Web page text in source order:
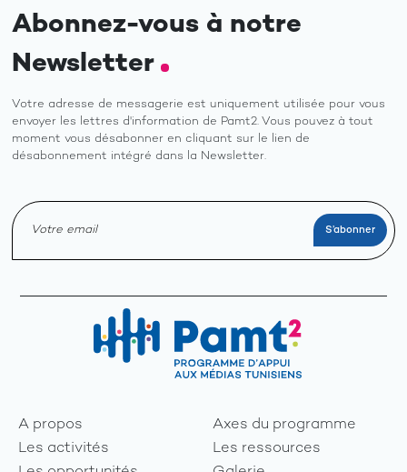
Abonnez-vous à notre
Newsletter
Votre adresse de messagerie est uniquement utilisée pour vous
envoyer les lettres d'information de Pamt2. Vous pouvez à tout
moment vous désabonner en cliquant sur le lien de
désabonnement intégré dans la Newsletter.
A propos
Axes du programme
Les activités
Les ressources